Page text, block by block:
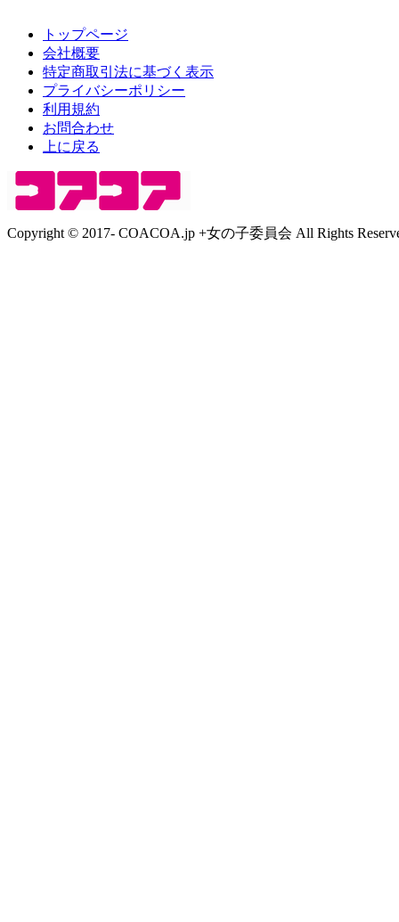
トップページ
会社概要
特定商取引法に基づく表示
プライバシーポリシー
利用規約
お問合わせ
上に戻る
Copyright © 2017- COACOA.jp +女の子委員会 All Rights